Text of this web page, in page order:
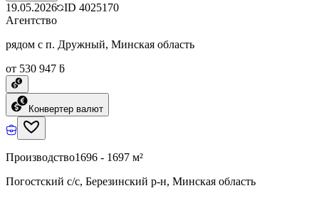
19.05.2026 ID 4025170
Агентство
рядом с п. Дружный, Минская область
от 530 947 ƃ
Конвертер валют
Производство1696 - 1697 м²
Погостский с/с, Березинский р-н, Минская область